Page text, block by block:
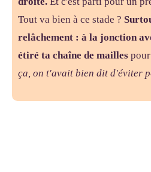
Tout va bien à ce stade ?
relâchement : à la jonction
étiré ta chaîne de mailles
ça, on t'avait bien dit d'éviter